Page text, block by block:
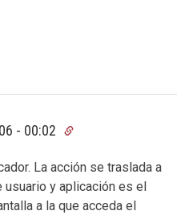
- 00:02
La acción se traslada a
usuario y aplicación es el
a la que acceda el